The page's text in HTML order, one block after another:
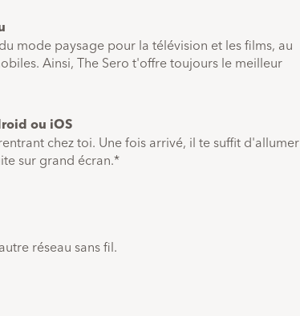
mode paysage pour la télévision et les films, au
Ainsi, The Sero t'offre toujours le meilleur
ou iOS
chez toi. Une fois arrivé, il te suffit d'allumer
sur grand écran.*
réseau sans fil.